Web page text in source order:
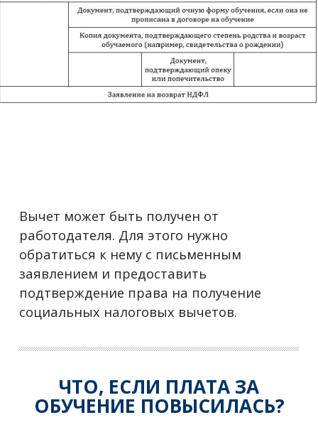
Вычет может быть получен от
работодателя. Для этого нужно
обратиться к нему с письменным
заявлением и предоставить
подтверждение права на получение
социальных налоговых вычетов.
ЧТО, ЕСЛИ ПЛАТА ЗА
ОБУЧЕНИЕ ПОВЫСИЛАСЬ?